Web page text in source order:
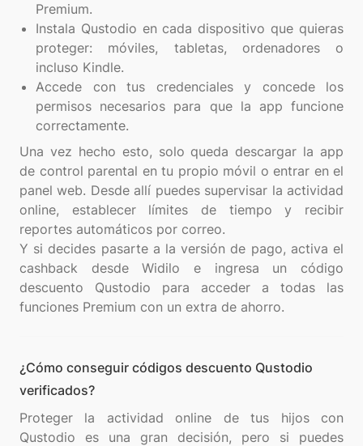
Premium.
Instala Qustodio en cada dispositivo que quieras
proteger: móviles, tabletas, ordenadores o
incluso Kindle.
Accede con tus credenciales y concede los
permisos necesarios para que la app funcione
correctamente.
Una vez hecho esto, solo queda descargar la app
de control parental en tu propio móvil o entrar en el
panel web. Desde allí puedes supervisar la actividad
online, establecer límites de tiempo y recibir
reportes automáticos por correo.
Y si decides pasarte a la versión de pago, activa el
cashback desde Widilo e ingresa un código
descuento Qustodio para acceder a todas las
¿Cómo conseguir códigos descuento Qustodio
verificados?
Proteger la actividad online de tus hijos con
Qustodio es una gran decisión, pero si puedes